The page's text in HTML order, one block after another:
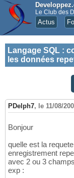
Le Club des
Actus
Langage SQL :
les données
PDelph7, le 11/08/
Bonjour
quelle est la
enregistrement
avec 2 ou 3 champs
exp :